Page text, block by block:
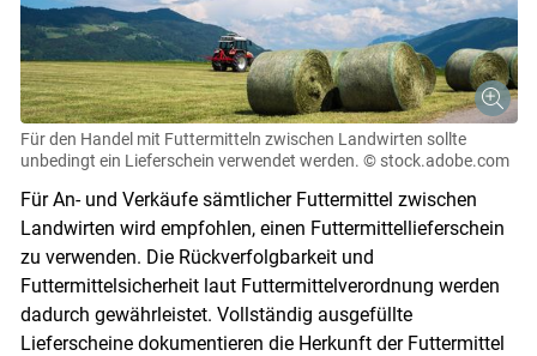
Für den Handel mit Futtermitteln zwischen Landwirten sollte
unbedingt ein Lieferschein verwendet werden. © stock.adobe.com
Für An- und Verkäufe sämtlicher Futtermittel zwischen
Landwirten wird empfohlen, einen Futtermittellieferschein
zu verwenden. Die Rückverfolgbarkeit und
Futtermittelsicherheit laut Futtermittelverordnung werden
dadurch gewährleistet. Vollständig ausgefüllte
Lieferscheine dokumentieren die Herkunft der Futtermittel